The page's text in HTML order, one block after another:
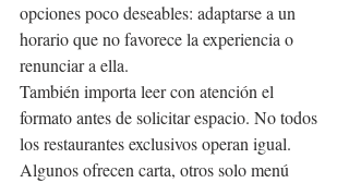
opciones poco deseables: adaptarse a un
horario que no favorece la experiencia o
renunciar a ella.
También importa leer con atención el
formato antes de solicitar espacio. No todos
los restaurantes exclusivos operan igual.
Algunos ofrecen carta, otros solo menú